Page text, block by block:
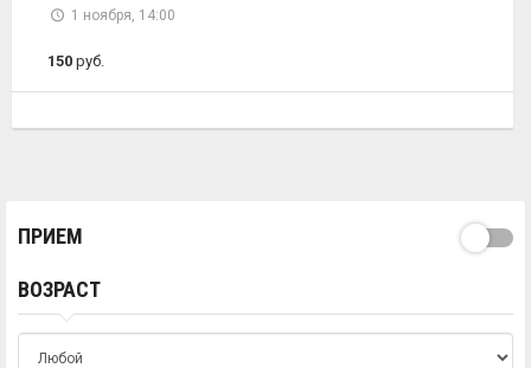
1 ноября, 14:00
150 руб.
ПРИЕМ
ВОЗРАСТ